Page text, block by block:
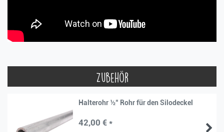
Zubehör
Halterohr ½“ Rohr für den Silodeckel
42,00 € *